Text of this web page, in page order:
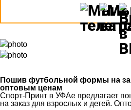
Пошив футбольной формы на
оптовым ценам
Спорт-Принт в УФАе предлагает
на заказ для взрослых и детей.